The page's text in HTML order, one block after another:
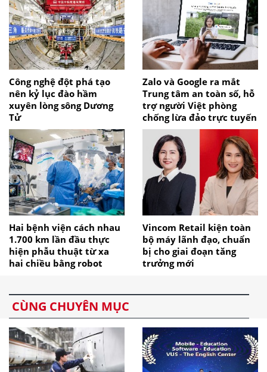
Công nghệ đột phá tạo
nên kỷ lục đào hầm
xuyên lòng sông Dương
Tử
Zalo và Google ra mắt
Trung tâm an toàn số, hỗ
trợ người Việt phòng
chống lừa đảo trực tuyến
Hai bệnh viện cách nhau
1.700 km lần đầu thực
hiện phẫu thuật từ xa
hai chiều bằng robot
Vincom Retail kiện toàn
bộ máy lãnh đạo, chuẩn
bị cho giai đoạn tăng
trưởng mới
CÙNG CHUYÊN MỤC